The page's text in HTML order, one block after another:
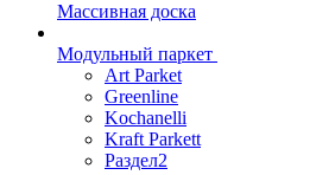
Массивная доска
Модульный паркет
Art Parket
Greenline
Kochanelli
Kraft Parkett
Раздел2